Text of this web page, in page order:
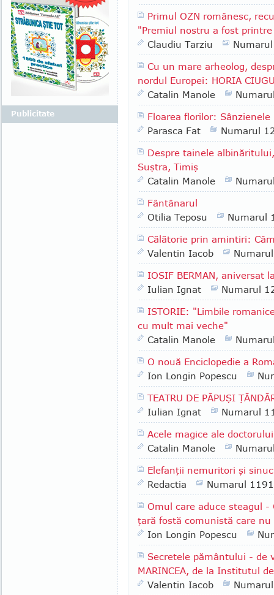
Primul OZN românesc,
"Premiul nostru a fost
Claudiu Tarziu
Cu un mare arheolog,
nordul Europei: HORIA
Catalin Manole
Floarea florilor: Sânzienele
Parasca Fat
Numarul
Despre tainele
Suştra, Timiş
Catalin Manole
Fântânarul
Otilia Teposu
Numarul
Călătorie prin amintiri:
Valentin Iacob
IOSIF BERMAN, aniversat
Iulian Ignat
Numarul
ISTORIE: "Limbile
cu mult mai veche"
Catalin Manole
O nouă Enciclopedie a
Ion Longin Popescu
TEATRU DE PĂPUŞI
Iulian Ignat
Numarul
Acele magice ale doctorului
Catalin Manole
Elefanţii nemuritori şi
Redactia
Numarul 1191
Omul care aduce steagul -
ţară fostă comunistă care
Ion Longin Popescu
Secretele pământului - de
MARINCEA, de la Institutul
Valentin Iacob
Publicitate